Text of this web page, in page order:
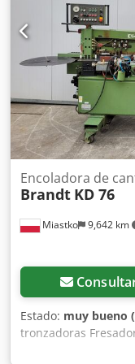
Miastko 9,642 km
Encoladora de
Brandt KD 76
Estado: muy bueno
tronzadoras